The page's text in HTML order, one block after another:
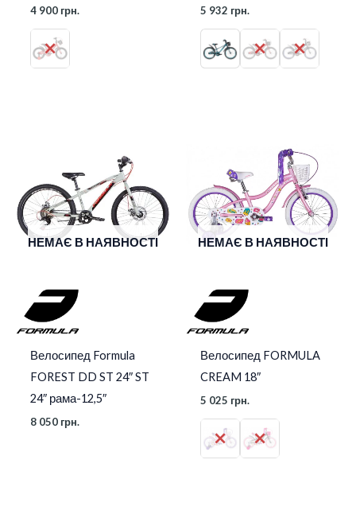
4 900 грн. 5 932 грн.
НЕМАЄ В НАЯВНОСТІ
Велосипед Formula
FOREST DD ST 24″ ST
24″ рама-12,5″
8 050 грн.
НЕМАЄ В НАЯВНОСТІ
Велосипед FORMULA
CREAM 18″
5 025 грн.